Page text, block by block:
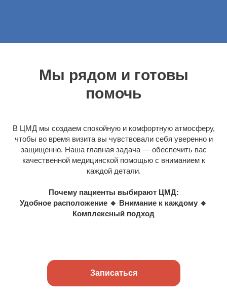
Мы рядом и готовы
помочь
В ЦМД мы создаем спокойную и комфортную атмосферу,
чтобы во время визита вы чувствовали себя уверенно и
защищенно. Наша главная задача — обеспечить вас
качественной медицинской помощью с вниманием к
каждой детали.
Почему пациенты выбирают ЦМД:
Удобное расположение 🔹 Внимание к каждому 🔹
Комплексный подход
Записаться